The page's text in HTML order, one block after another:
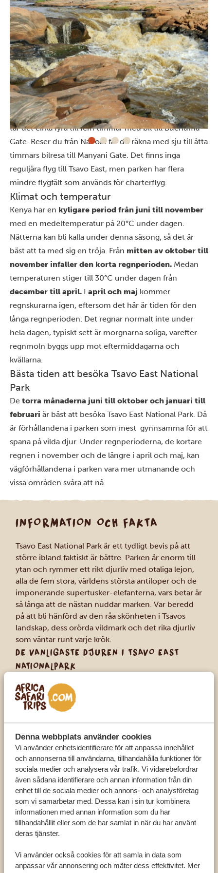
Denna webbplats använder cookies
Vi använder enhetsidentifierare för att anpassa innehållet
och annonserna till användarna, tillhandahålla funktioner för
sociala medier och analysera vår trafik. Vi vidarebefordrar
även sådana identifierare och annan information från din
enhet till de sociala medier och annons- och analysföretag
som vi samarbetar med. Dessa kan i sin tur kombinera
informationen med annan information som du har
tillhandahållit eller som de har samlat in när du har använt
deras tjänster.
Vi använder också cookies för att samla in data som
anpassar vår annonsering och mäter dess effektivitet. Mer
Så tar man sig hit
Tsavo East National Park har fyra infarter, som ger dig
tillgång till parken från olika väderstreck. Från Mombasa
tar det cirka fyra till fem timmar med bil till Buchuma
Gate. Reser du från Nairobifår du räkna med sju till åtta
timmars bilresa till Manyani Gate. Det finns inga
reguljära flyg till Tsavo East, men parken har flera
mindre flygfält som används för charterflyg.
Klimat och temperatur
Kenya har en kyligare period från juni till november
med en medeltemperatur på 20°C under dagen.
Nätterna kan bli kalla under denna säsong, så det är
bäst att ta med sig en tröja. Från mitten av oktober till
november infaller den korta regnperioden. Medan
temperaturen stiger till 30°C under dagen från
december till april. I april och maj kommer
regnskurarna igen, eftersom det här är tiden för den
långa regnperioden. Det regnar normalt inte under
hela dagen, typiskt sett är morgnarna soliga, varefter
regnmoln byggs upp mot eftermiddagarna och
kvällarna.
Bästa tiden att besöka Tsavo East National
Park
De torra månaderna juni till oktober och januari till
februari är bäst att besöka Tsavo East National Park. Då
är förhållandena i parken som mest gynnsamma för att
spana på vilda djur. Under regnperioderna, de kortare
regnen i november och de längre i april och maj, kan
vägförhållandena i parken vara mer utmanande och
vissa områden svåra att nå.
INFORMATION OCH FAKTA
Tsavo East National Park är ett tydligt bevis på att
större ibland faktiskt är bättre. Parken är enorm till
ytan och rymmer ett rikt djurliv med otaliga lejon,
alla de fem stora, världens största antiloper och de
imponerande supertusker-elefanterna, vars betar är
så långa att de nästan nuddar marken. Var beredd
på att bli hänförd av den råa skönheten i Tsavos
landskap, dess orörda vildmark och det rika djurliv
som väntar runt varje krök.
DE VANLIGASTE DJUREN I TSAVO EAST
NATIONALPARK
The Big Five: elefant, noshörning, buffel, lejon
och leopard
Zebra
Giraff
Gepard
Hyena
Afrikansk vildhund
Eland
Gasell
Gerenuk
Springhare
Schakal
Impala